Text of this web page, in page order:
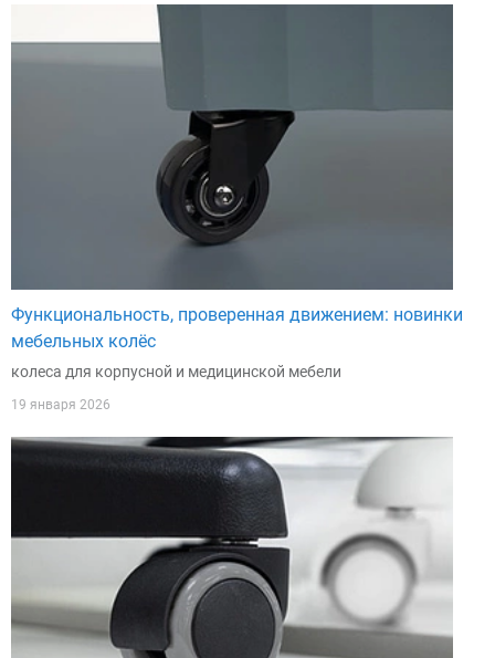
Функциональность, проверенная движением: новинки
мебельных колёс
колеса для корпусной и медицинской мебели
19 января 2026